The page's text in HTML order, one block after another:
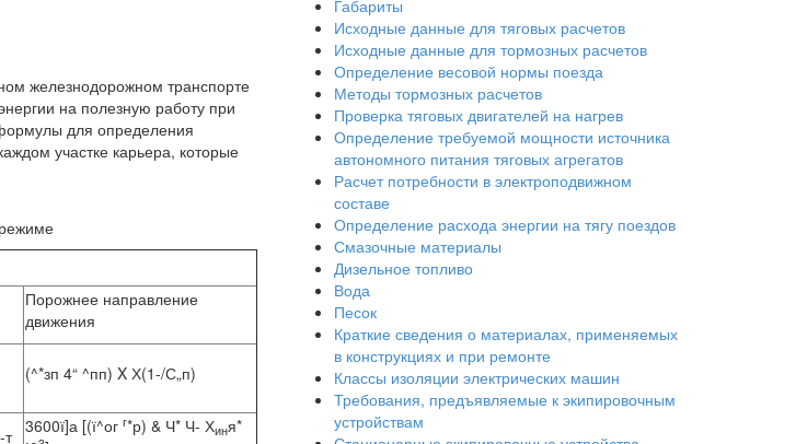
железнодорожном транспорте
на полезную работу при
для определения
участке карьера, которые
Порожнее направление
движения
(^*зп 4“ ^пп) X Х(1-/С„п)
т 3600ї]а [(ї^ог г*р) & Ч* Ч- Хиня*
Габариты
Исходные данные для тяговых расчетов
Исходные данные для тормозных расчетов
Определение весовой нормы поезда
Методы тормозных расчетов
Проверка тяговых двигателей на нагрев
Определение требуемой мощности источника
автономного питания тяговых агрегатов
Расчет потребности в электроподвижном
составе
Определение расхода энергии на тягу поездов
Смазочные материалы
Дизельное топливо
Вода
Песок
Краткие сведения о материалах, применяемых
в конструкциях и при ремонте
Классы изоляции электрических машин
Требования, предъявляемые к экипировочным
устройствам